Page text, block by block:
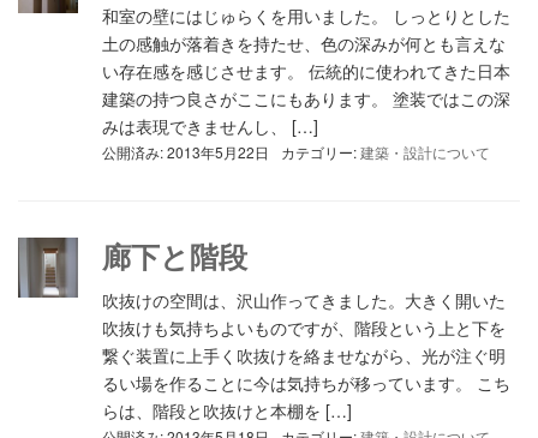
和室の壁にはじゅらくを用いました。 しっとりとした
土の感触が落着きを持たせ、色の深みが何とも言えな
い存在感を感じさせます。 伝統的に使われてきた日本
建築の持つ良さがここにもあります。 塗装ではこの深
みは表現できませんし、 […]
公開済み: 2013年5月22日 カテゴリー:建築・設計について
廊下と階段
吹抜けの空間は、沢山作ってきました。大きく開いた
吹抜けも気持ちよいものですが、階段という上と下を
繋ぐ装置に上手く吹抜けを絡ませながら、光が注ぐ明
るい場を作ることに今は気持ちが移っています。 こち
らは、階段と吹抜けと本棚を […]